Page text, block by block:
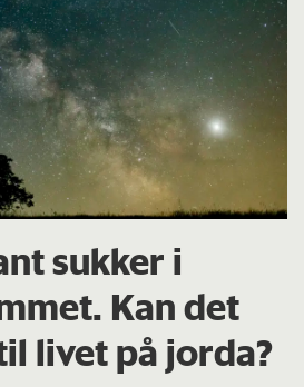
sukker i
Kan det
livet på jorda?